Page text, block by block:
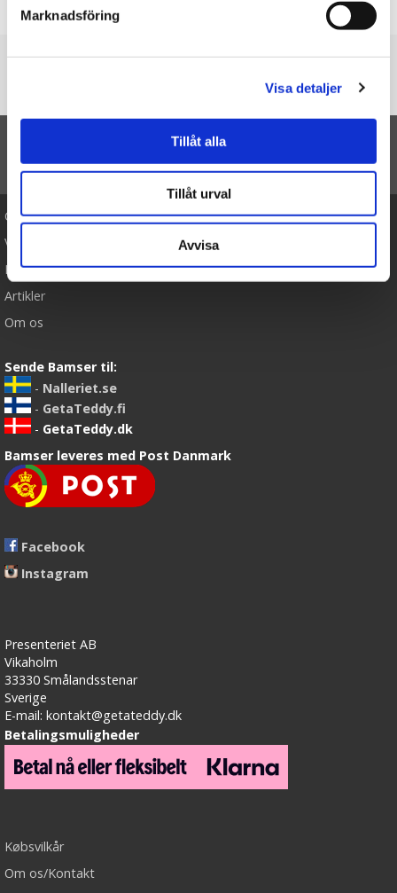
Marknadsföring
Visa detaljer
Tillåt alla
Tillåt urval
Avvisa
Du er her
TIL TOP
Cookies
Varemærker
Købsvilkår
Artikler
Om os
Sende Bamser til:
- Nalleriet.se
- GetaTeddy.fi
- GetaTeddy.dk
Bamser leveres med Post Danmark
Facebook
Instagram
Presenteriet AB
Vikaholm
33330 Smålandsstenar
Sverige
E-mail: kontakt@getateddy.dk
Betalingsmuligheder
Købsvilkår
Om os/Kontakt